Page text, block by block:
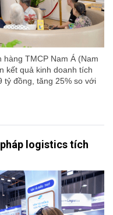
TMCP Nam Á (Nam
kết quả kinh doanh tích
đồng, tăng 25% so với
logistics tích